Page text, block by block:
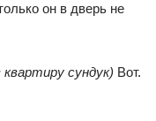
он в дверь не
сундук) Вот.